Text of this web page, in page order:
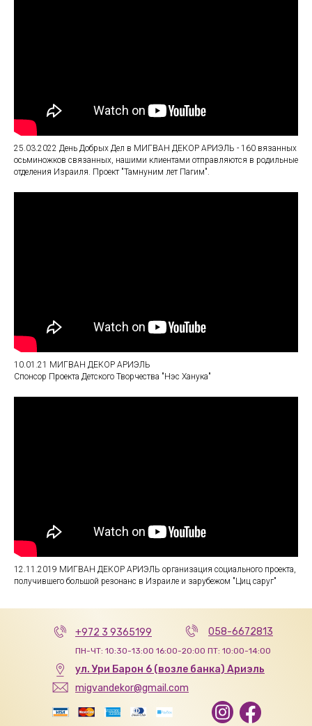
25.03.2022 День Добрых Дел в МИГВАН ДЕКОР АРИЭЛЬ - 160 вязанных
осьминожков связанных, нашими клиентами отправляются в родильные
отделения Израиля. Проект "Тамнуним лет Пагим".
10.01.21 МИГВАН ДЕКОР АРИЭЛЬ
Спонсор Проекта Детского Творчества "Нэс Ханука"
12.11.2019 МИГВАН ДЕКОР АРИЭЛЬ организация социального проекта,
получившего большой резонанс в Израиле и зарубежом "Циц саруг"
ПН-ЧТ: 10:30-13:00 16:00-20:00 ПТ: 10:00-14:00
+972 3 9365199
migvandekor@gmail.com
ул. Ури Барон 6 (возле банка) Ариэль
058-6672813